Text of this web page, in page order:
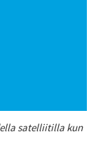
satelliitilla kun